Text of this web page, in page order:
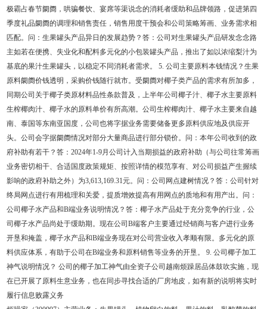
极霸占春节阛阓，哄骗餐饮、宴席等渠说念的消耗者缓助和品牌领路，促进第四
季度礼品阛阓的调理和销售责任，销售用度干预会和公司策略筹画、业务需求相
匹配。问：生果罐头产品异日的发展趋势？答：公司对生果罐头产品研发念念路
主如若在便携、失业化和配料多元化的小包装罐头产品，推出了如以浓缩梨汁为
基底的果汁生果罐头，以稳定不同消耗者需求。 5. 公司主要原料本钱情况？生果
原料阛阓价钱透明，采购价钱随行就市。受阛阓对椰子类产品的需求有所加多，
同期公司关于椰子类原材料品性条款普及，上半年公司椰子汁、椰子水主要原料
生榨椰肉汁、椰子水的原料单价有所高潮。公司生榨椰肉汁、椰子水主要来自越
南、泰国等东南亚国度，公司也将字据业务需要储备更多原料供应地及供应开
头。公司会字据阛阓情况对部分大量商品进行部分锁价。问：本年公司收到的政
府补助有若干？答：2024年1-9月公司计入当期损益的政府补助（与公司往常筹画
业务密切相干、合适国度政策规矩、按照详情的模范享有、对公司损益产生握续
影响的政府补助之外）为3,613,169.31元。问：公司网点建树情况？答：公司针对
终局网点进行有用梳理和关爱，提质增效提高有用网点的质地和有用产出。问：
公司椰子水产品和B端业务说明情况？答：椰子水产品处于充分竞争的行业，公
司椰子水产品尚处于缓助期。现在公司B端客户主要通过经销商与客户进行业务
开垦和掩盖，椰子水产品和B端业务现在对公司营业收入孝顺有限。多元化的原
料供应体系，有助于公司在B端业务和原料销售等业务的开垦。 9. 公司椰子加工
神气说明情况？ 公司的椰子加工神气由全资子公司越南烦躁居品体鼓吹实施，现
在已开展了原料生意业务，也在同步寻找合适的厂房地皮，如有新的说明将实时
履行信息败露义务